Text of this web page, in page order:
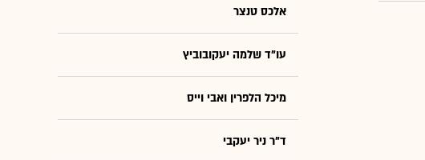
אלכס טנצר
עו"ד שלמה יעקובוביץ
מיכל הלפרין ואבי וייס
ד"ר ניר יעקבי